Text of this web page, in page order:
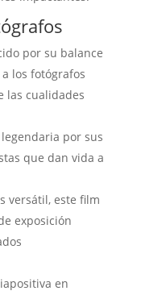
por su balance
los fotógrafos
las cualidades
por sus
que dan vida a
versátil, este film
exposición
en